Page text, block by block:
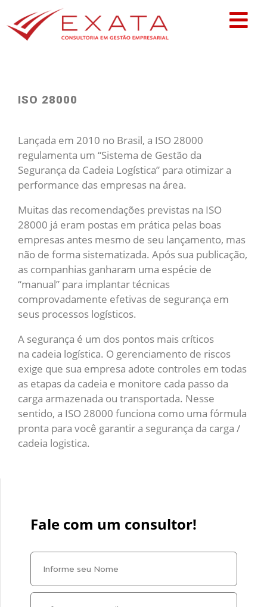
ISO 28000
Lançada em 2010 no Brasil, a ISO 28000
regulamenta um “Sistema de Gestão da
Segurança da Cadeia Logística” para otimizar a
performance das empresas na área.
Muitas das recomendações previstas na ISO
28000 já eram postas em prática pelas boas
empresas antes mesmo de seu lançamento, mas
não de forma sistematizada. Após sua publicação,
as companhias ganharam uma espécie de
“manual” para implantar técnicas
comprovadamente efetivas de segurança em
seus processos logísticos.
A segurança é um dos pontos mais críticos
na cadeia logística. O gerenciamento de riscos
exige que sua empresa adote controles em todas
as etapas da cadeia e monitore cada passo da
carga armazenada ou transportada. Nesse
sentido, a ISO 28000 funciona como uma fórmula
pronta para você garantir a segurança da carga /
cadeia logistica.
Fale com um consultor!